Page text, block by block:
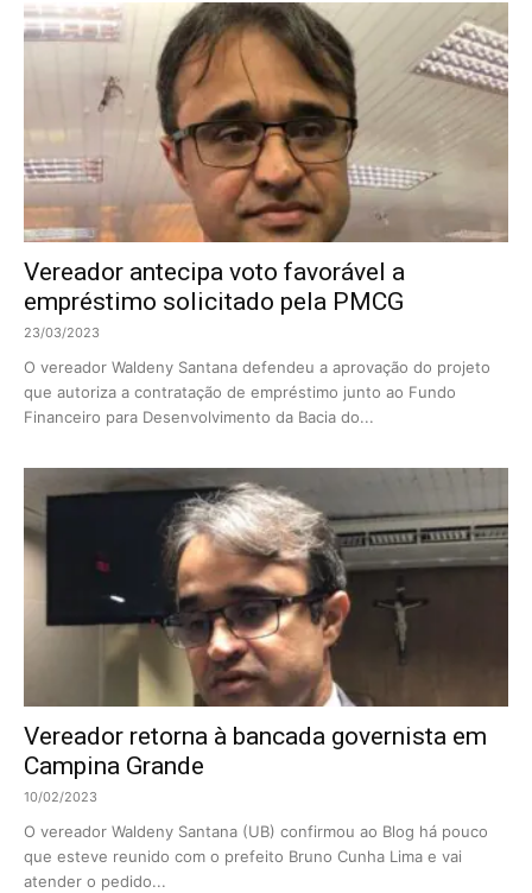
Vereador antecipa voto favorável a
empréstimo solicitado pela PMCG
23/03/2023
O vereador Waldeny Santana defendeu a aprovação do projeto
que autoriza a contratação de empréstimo junto ao Fundo
Financeiro para Desenvolvimento da Bacia do...
Vereador retorna à bancada governista em
Campina Grande
10/02/2023
O vereador Waldeny Santana (UB) confirmou ao Blog há pouco
que esteve reunido com o prefeito Bruno Cunha Lima e vai
atender o pedido...